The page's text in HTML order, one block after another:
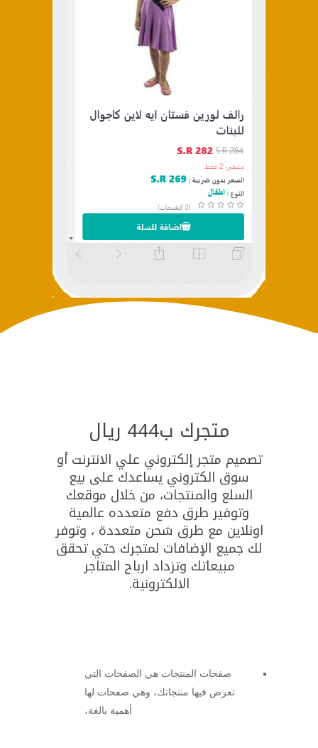
متجرك ب444 ريال
تصميم متجر إلكتروني علي الانترنت أو
سوق الكتروني يساعدك على بيع
السلع والمنتجات، من خلال موقعك
وتوفير طرق دفع متعدده عالمية
اونلاين مع طرق شحن متعددة ، وتوفر
لك جميع الإضافات لمتجرك حتي تحقق
مبيعاتك وتزداد ارباح المتاجر
الالكترونية.
صفحات المنتجات هي الصفحات التي
تعرض فيها منتجاتك، وهي صفحات لها
أهمية بالغة،